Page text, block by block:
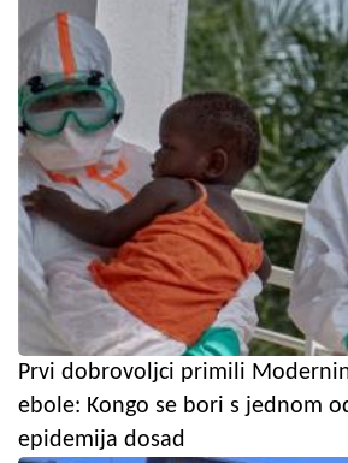
Prvi dobrovoljci primili
ebole: Kongo se bori s jednom
epidemija dosad